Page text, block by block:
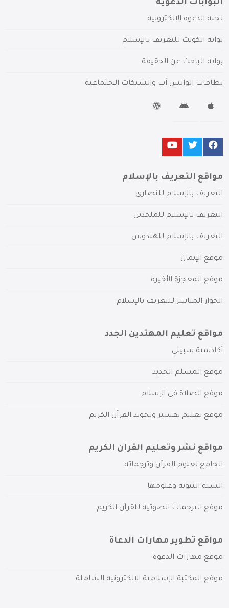
البوابات الدعوية
لجنة الدعوة الإلكترونية
بوابة الكويت للتعريف بالإسلام
بوابة الباحث عن الحقيقة
بطاقات الواتس آب والشبكات الاجتماعية
مواقع التعريف بالإسلام
التعريف بالإسلام للنصارى
التعريف بالإسلام للملحدين
التعريف بالإسلام للهندوس
موقع الإيمان
موقع المعجزة الأخيرة
الحوار المباشر للتعريف بالإسلام
مواقع تعليم المهتدين الجدد
أكاديمية سبيلي
موقع المسلم الجديد
موقع الصلاة في الإسلام
موقع تعليم تفسير وتجويد القرآن الكريم
مواقع نشر وتعليم القرآن الكريم
الجامع لعلوم القرآن وترجماته
السنة النبوية وعلومها
موقع الترجمات الصوتية للقرآن الكريم
مواقع تطوير مهارات الدعاة
موقع مهارات الدعوة
موقع المكتبة الإسلامية الإلكترونية الشاملة